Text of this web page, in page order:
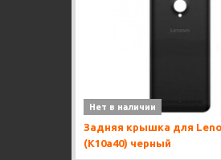
Нет в наличии
Задняя крышка для
(K10a40) черный